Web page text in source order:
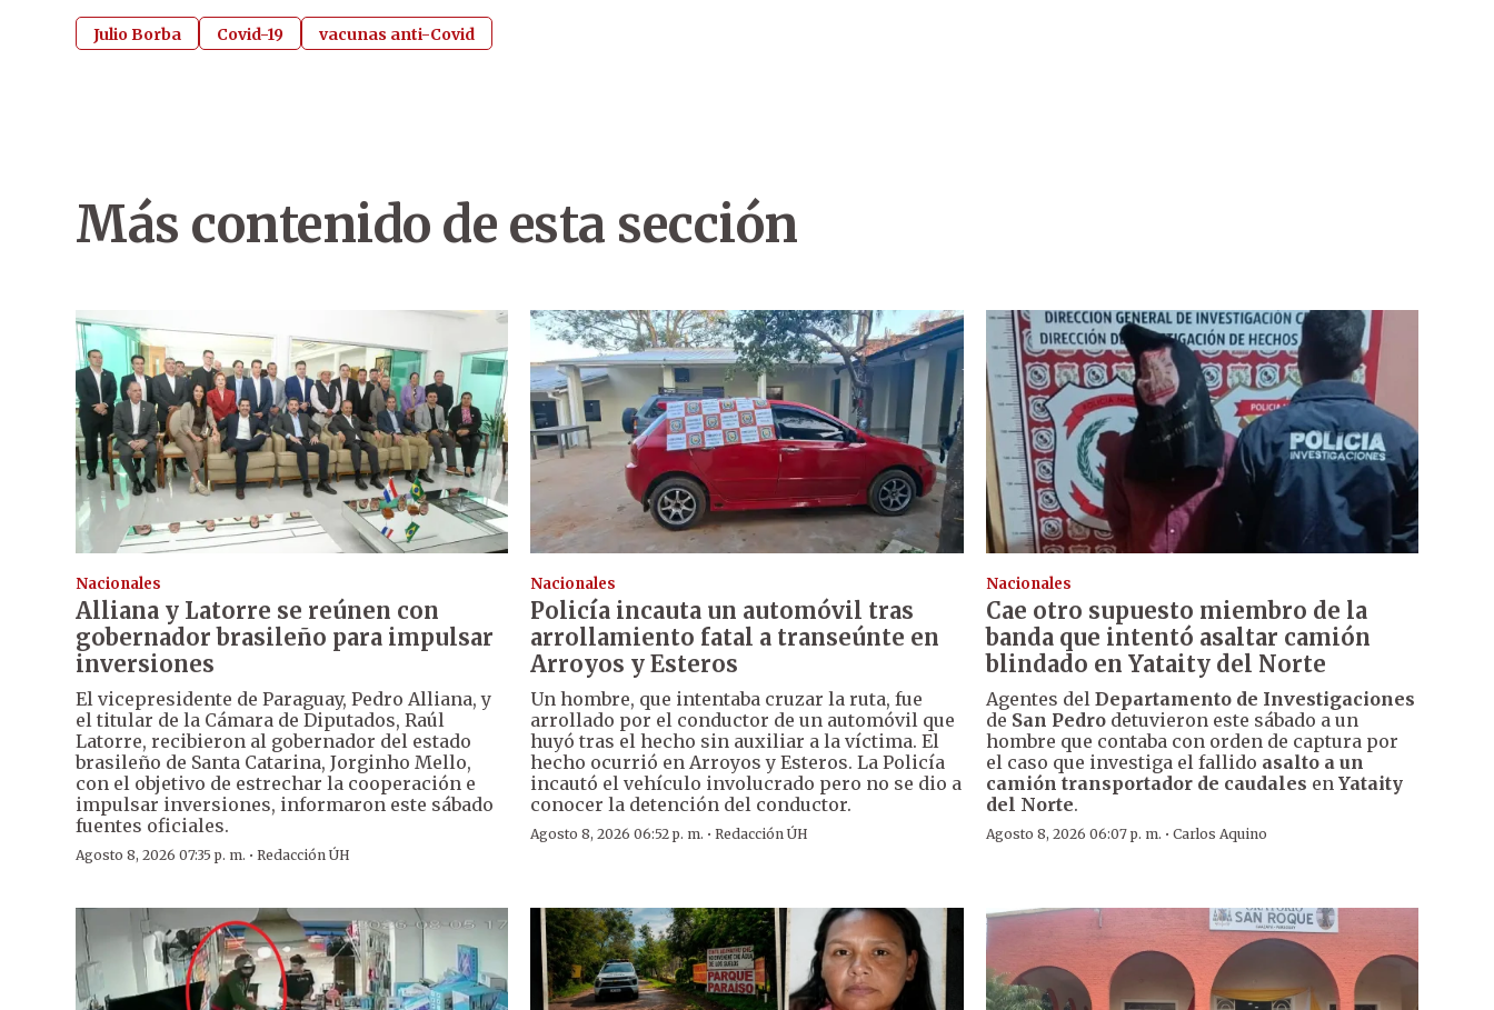
Julio Borba Covid-19 vacunas anti-Covid
Más contenido de esta sección
Nacionales
Alliana y Latorre se reúnen con
gobernador brasileño para impulsar
inversiones
El vicepresidente de Paraguay, Pedro Alliana, y
el titular de la Cámara de Diputados, Raúl
Latorre, recibieron al gobernador del estado
brasileño de Santa Catarina, Jorginho Mello,
con el objetivo de estrechar la cooperación e
impulsar inversiones, informaron este sábado
fuentes oficiales.
Agosto 8, 2026 07:35 p. m. · Redacción ÚH
Nacionales
Policía incauta un automóvil tras
arrollamiento fatal a transeúnte en
Arroyos y Esteros
Un hombre, que intentaba cruzar la ruta, fue
arrollado por el conductor de un automóvil que
huyó tras el hecho sin auxiliar a la víctima. El
hecho ocurrió en Arroyos y Esteros. La Policía
incautó el vehículo involucrado pero no se dio a
conocer la detención del conductor.
Agosto 8, 2026 06:52 p. m. ·Redacción ÚH
Nacionales
Cae otro supuesto miembro de la
banda que intentó asaltar camión
blindado en Yataity del Norte
Agentes del Departamento de Investigaciones
de San Pedrodetuvieron este sábado a un
hombre que contaba con orden de captura por
el caso que investiga el fallido asalto a un
camión transportador de caudales en Yataity
del Norte.
Agosto 8, 2026 06:07 p. m. · Carlos Aquino